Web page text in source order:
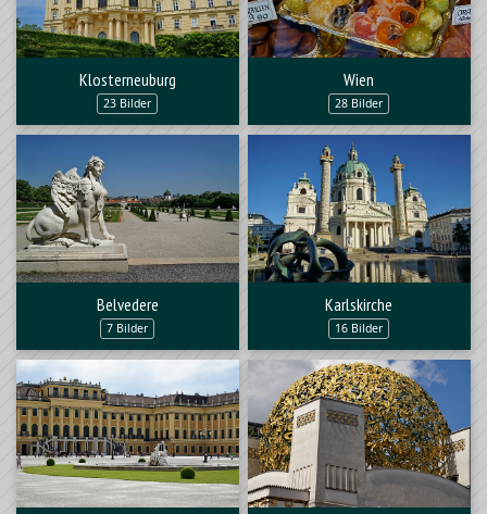
Klosterneuburg
23 Bilder
Wien
28 Bilder
Belvedere
7 Bilder
Karlskirche
16 Bilder